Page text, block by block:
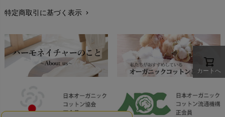
カートへ
返品交換chevron_right
FAXでのご注文
お問い合わせchevron_right
特定商取引に基づく表示 chevron_right